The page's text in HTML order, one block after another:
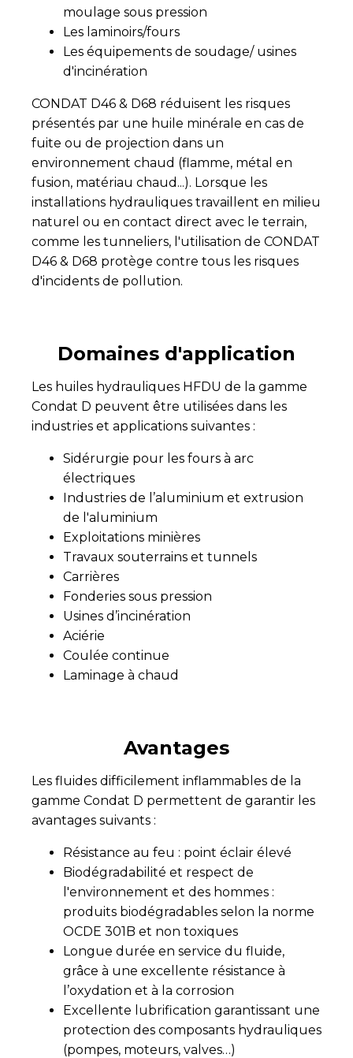
moulage sous pression
Les laminoirs/fours
Les équipements de soudage/ usines
d'incinération
CONDAT D46 & D68 réduisent les risques
présentés par une huile minérale en cas de
fuite ou de projection dans un
environnement chaud (flamme, métal en
fusion, matériau chaud...). Lorsque les
installations hydrauliques travaillent en milieu
naturel ou en contact direct avec le terrain,
comme les tunneliers, l'utilisation de CONDAT
D46 & D68 protège contre tous les risques
d'incidents de pollution.
Domaines d'application
Les huiles hydrauliques HFDU de la gamme
Condat D peuvent être utilisées dans les
industries et applications suivantes :
Sidérurgie pour les fours à arc
électriques
Industries de l’aluminium et extrusion
de l'aluminium
Exploitations minières
Travaux souterrains et tunnels
Carrières
Fonderies sous pression
Usines d’incinération
Aciérie
Coulée continue
Laminage à chaud
Avantages
Les fluides difficilement inflammables de la
gamme Condat D permettent de garantir les
avantages suivants :
Résistance au feu : point éclair élevé
Biodégradabilité et respect de
l'environnement et des hommes :
produits biodégradables selon la norme
OCDE 301B et non toxiques
Longue durée en service du fluide,
grâce à une excellente résistance à
l’oxydation et à la corrosion
Excellente lubrification garantissant une
protection des composants hydrauliques
(pompes, moteurs, valves…)